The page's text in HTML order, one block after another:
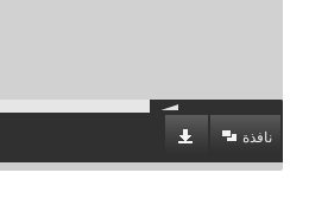
نافذة